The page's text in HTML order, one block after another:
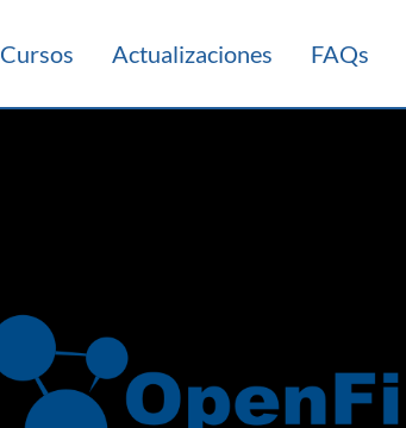
Cursos Actualizaciones FAQs